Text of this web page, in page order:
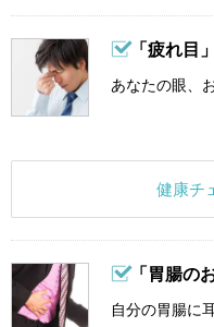
「疲れ目
あなたの眼、
健康チ
「胃腸の
自分の胃腸に